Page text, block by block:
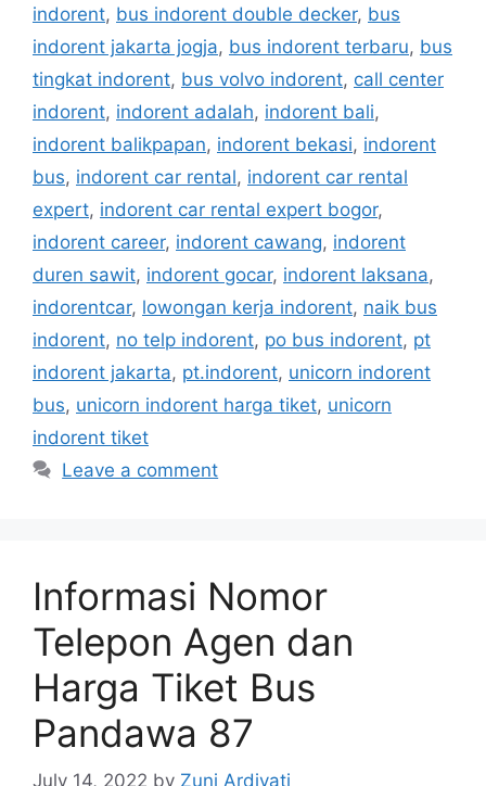
indorent, bus indorent double decker, bus
indorent jakarta jogja, bus indorent terbaru, bus
tingkat indorent, bus volvo indorent, call center
indorent, indorent adalah, indorent bali,
indorent balikpapan, indorent bekasi, indorent
bus, indorent car rental, indorent car rental
expert, indorent car rental expert bogor,
indorent career, indorent cawang, indorent
duren sawit, indorent gocar, indorent laksana,
indorentcar, lowongan kerja indorent, naik bus
indorent, no telp indorent, po bus indorent, pt
indorent jakarta, pt.indorent, unicorn indorent
bus, unicorn indorent harga tiket, unicorn
indorent tiket
Leave a comment
Informasi Nomor
Telepon Agen dan
Harga Tiket Bus
Pandawa 87
July 14, 2022 by Zuni Ardiyati